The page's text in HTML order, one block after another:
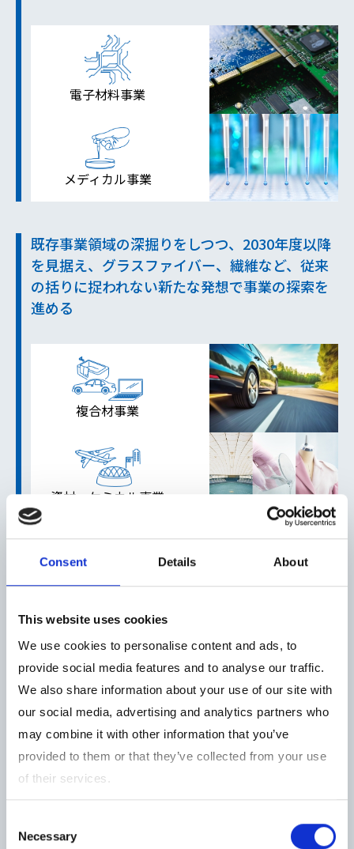
Consent Details About
This website uses cookies
We use cookies to personalise content and ads, to
provide social media features and to analyse our traffic.
We also share information about your use of our site with
our social media, advertising and analytics partners who
may combine it with other information that you’ve
provided to them or that they’ve collected from your use
of their services.
Selection
Necessary
電子材料事業
メディカル事業
既存事業領域の深掘りをしつつ、2030年度以降
を見据え、グラスファイバー、繊維など、従来
の括りに捉われない新たな発想で事業の探索を
進める
複合材事業
資材・ケミカル事業
断熱材事業
電子材料事業
ビジョン
次世代製品へのシフトを進め、売上高及び利
益率でさらなる高みを目指す